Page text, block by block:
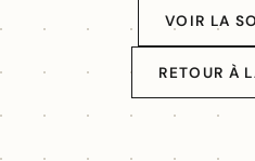
VOIR LA
RETOUR À